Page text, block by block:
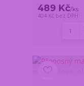
489 Kč/ks
404 Kč bez DPH